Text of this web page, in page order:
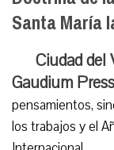
Santa María
Ciudad del
Gaudium
pensamientos,
los trabajos y el